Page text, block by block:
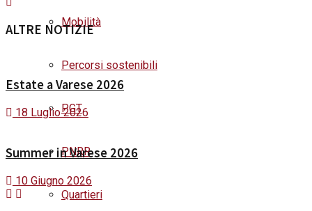
Mobilità
Percorsi sostenibili
PGT
PNRR
Quartieri
ALTRE NOTIZIE
Estate a Varese 2026
18 Luglio 2026
Summer in Varese 2026
10 Giugno 2026